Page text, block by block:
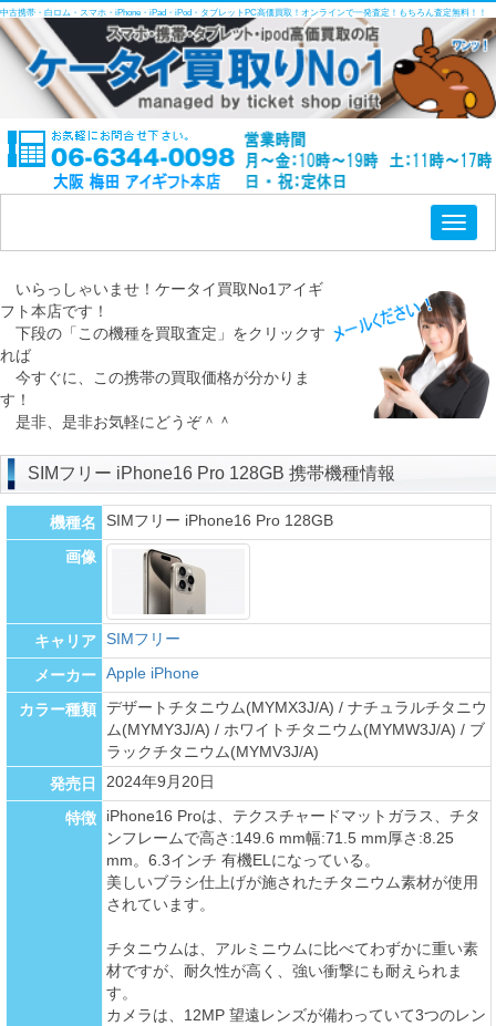
中古携帯・白ロム・スマホ・iPhone・iPad・iPod・タブレットPC高価買取！オンラインで一発査定！もちろん査定無料！！
いらっしゃいませ！ケータイ買取No1アイギ
フト本店です！
下段の「この機種を買取査定」をクリックす
れば
今すぐに、この携帯の買取価格が分かりま
す！
是非、是非お気軽にどうぞ＾＾
SIMフリー iPhone16 Pro 128GB 携帯機種情報
機種名 SIMフリー iPhone16 Pro 128GB
画像
キャリア SIMフリー
メーカー Apple iPhone
カラー種類 デザートチタニウム(MYMX3J/A) / ナチュラルチタニウ
ム(MYMY3J/A) / ホワイトチタニウム(MYMW3J/A) / ブ
ラックチタニウム(MYMV3J/A)
発売日
2024年9月20日
特徴
iPhone16 Proは、テクスチャードマットガラス、チタ
ンフレームで高さ:149.6 mm幅:71.5 mm厚さ:8.25
mm。6.3インチ 有機ELになっている。
美しいブラシ仕上げが施されたチタニウム素材が使用
されています。
チタニウムは、アルミニウムに比べてわずかに重い素
材ですが、耐久性が高く、強い衝撃にも耐えられま
す。
カメラは、12MP 望遠レンズが備わっていて3つのレン